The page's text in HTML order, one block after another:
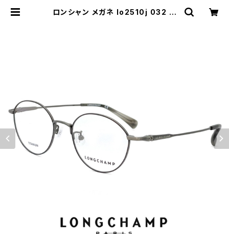
ロンシャン メガネ lo2510j 032 レ